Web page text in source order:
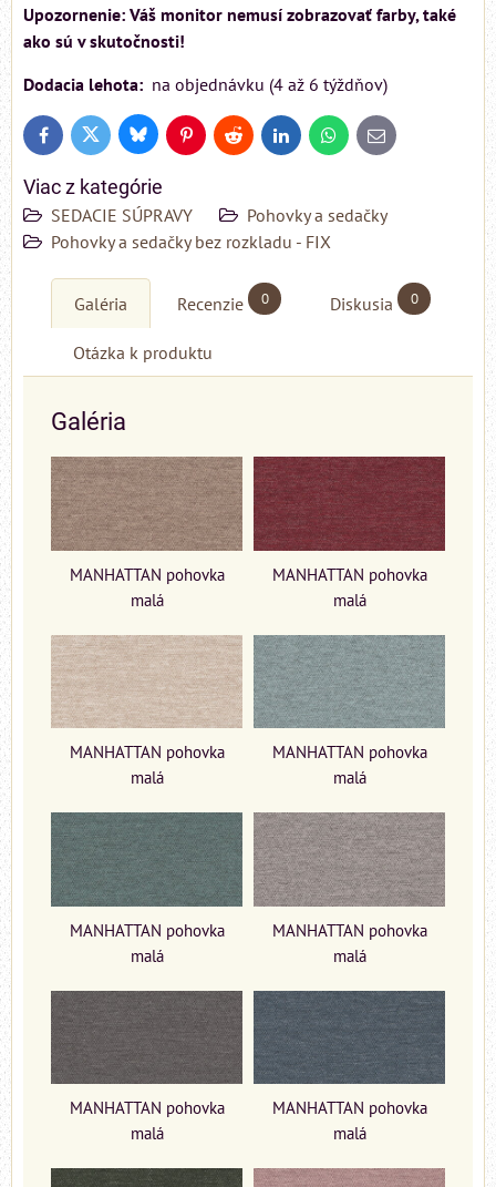
Upozornenie: Váš monitor nemusí zobrazovať farby, také
ako sú v skutočnosti!
Dodacia lehota: na objednávku (4 až 6 týždňov)
FacebookTwitter BlueskyPinterestReddit LinkedInWhatsApp
E-
mail
Viac z kategórie
SEDACIE SÚPRAVY
Pohovky a sedačky
Pohovky a sedačky bez rozkladu - FIX
Galéria Recenzie 0 Diskusia 0
Otázka k produktu
Galéria
MANHATTAN pohovka
malá
MANHATTAN pohovka
malá
MANHATTAN pohovka
malá
MANHATTAN pohovka
malá
MANHATTAN pohovka
malá
MANHATTAN pohovka
malá
MANHATTAN pohovka
malá
MANHATTAN pohovka
malá